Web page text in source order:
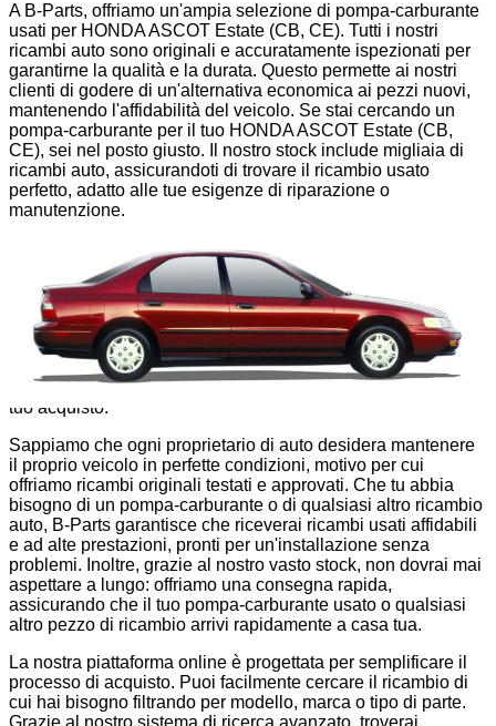
A B-Parts, offriamo un'ampia selezione di pompa-carburante
usati per HONDA ASCOT Estate (CB, CE). Tutti i nostri
ricambi auto sono originali e accuratamente ispezionati per
garantirne la qualità e la durata. Questo permette ai nostri
clienti di godere di un'alternativa economica ai pezzi nuovi,
mantenendo l'affidabilità del veicolo. Se stai cercando un
pompa-carburante per il tuo HONDA ASCOT Estate (CB,
CE), sei nel posto giusto. Il nostro stock include migliaia di
ricambi auto, assicurandoti di trovare il ricambio usato
perfetto, adatto alle tue esigenze di riparazione o
manutenzione.
Oltre a offrire pompa-carburante usati, il nostro catalogo
copre tutti i modelli HONDA, sia quelli più vecchi che quelli
più recenti. Forniamo ricambi auto per soddisfare ogni
esigenza, che si tratti di una riparazione rapida, una
sostituzione specifica o un aggiornamento generale del
veicolo. Sappiamo quanto sia importante la qualità, ed è per
questo che ogni nostro pezzo di ricambio è coperto da una
garanzia di 12 mesi, offrendoti la massima tranquillità con il
tuo acquisto.
Sappiamo che ogni proprietario di auto desidera mantenere
il proprio veicolo in perfette condizioni, motivo per cui
offriamo ricambi originali testati e approvati. Che tu abbia
bisogno di un pompa-carburante o di qualsiasi altro ricambio
auto, B-Parts garantisce che riceverai ricambi usati affidabili
e ad alte prestazioni, pronti per un'installazione senza
problemi. Inoltre, grazie al nostro vasto stock, non dovrai mai
aspettare a lungo: offriamo una consegna rapida,
assicurando che il tuo pompa-carburante usato o qualsiasi
altro pezzo di ricambio arrivi rapidamente a casa tua.
La nostra piattaforma online è progettata per semplificare il
processo di acquisto. Puoi facilmente cercare il ricambio di
cui hai bisogno filtrando per modello, marca o tipo di parte.